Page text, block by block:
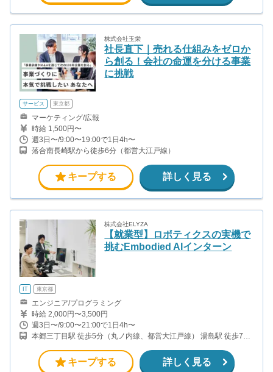
株式会社玉栄
社長直下｜売れる仕組みをゼロか
ら創る！会社の命運を分ける事業
に挑戦
サービス 東京都
マーケティング/広報
時給 1,500円〜
週3日〜/9:00〜19:00で1日4h〜
落合南長崎駅から徒歩6分（都営大江戸線）
キープする 詳しく見る
株式会社ELYZA
【就業型】ロボティクスの実機で
挑むEmbodied AIインターン
IT 東京都
エンジニア/プログラミング
時給 2,000円〜3,500円
週3日〜/9:00〜21:00で1日4h〜
本郷三丁目駅 徒歩5分（丸ノ内線、都営大江戸線） 湯島駅 徒歩7分
キープする 詳しく見る